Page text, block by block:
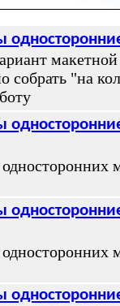
макетной
собрать "на